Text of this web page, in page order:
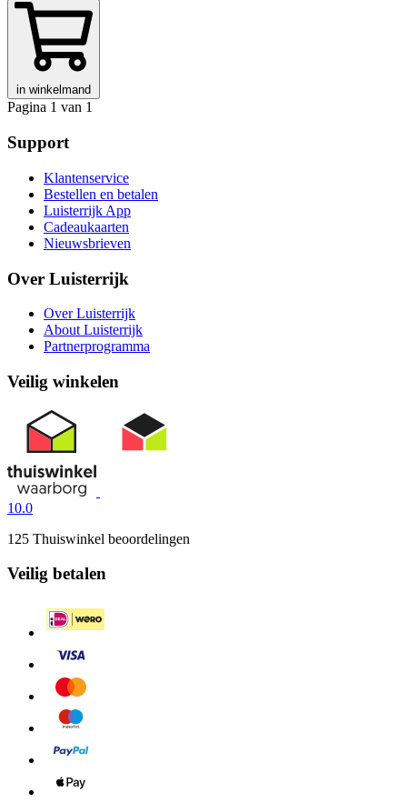
in winkelmand
Pagina 1 van 1
Support
Klantenservice
Bestellen en betalen
Luisterrijk App
Cadeaukaarten
Nieuwsbrieven
Over Luisterrijk
Over Luisterrijk
About Luisterrijk
Partnerprogramma
Veilig winkelen
10.0
125 Thuiswinkel beoordelingen
Veilig betalen